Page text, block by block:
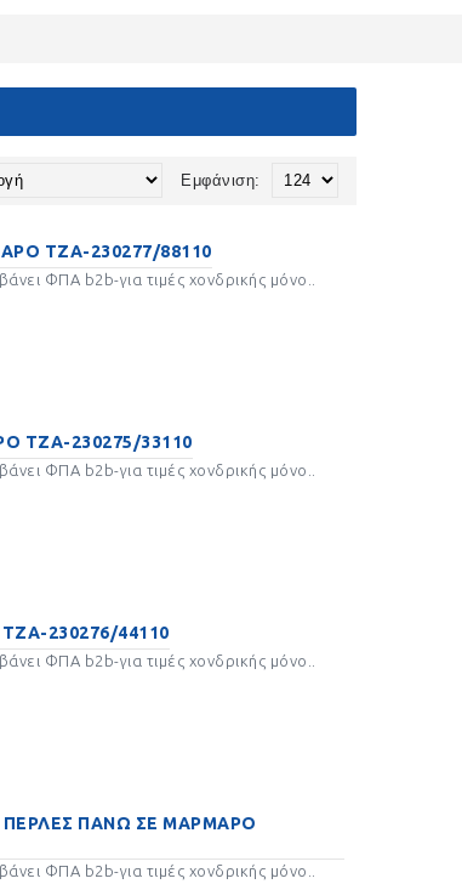
ΚΑΡΤΟΣΤΙΚ ΚΑΡΤΟΚΛΙΠ
ΛΑΜΠΑΔΕΣ ΠΑΣΧΑΛΙΝΕΣ
ΜΕ ΞΎΛΙΝΗ ΠΛΆΤΗ
Εμφάνιση:
ΤΖΑ-230277/88110
ΦΠΑ b2b-για τιμές χονδρικής μόνο..
ΤΖΑ-230275/33110
ΦΠΑ b2b-για τιμές χονδρικής μόνο..
230276/44110
ΦΠΑ b2b-για τιμές χονδρικής μόνο..
ΠΕΡΛΕΣ ΠΑΝΩ ΣΕ ΜΑΡΜΑΡΟ
ΦΠΑ b2b-για τιμές χονδρικής μόνο..